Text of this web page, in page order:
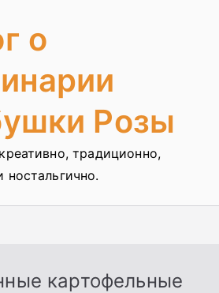
о
Розы
традиционно,
ностальгично.
картофельные